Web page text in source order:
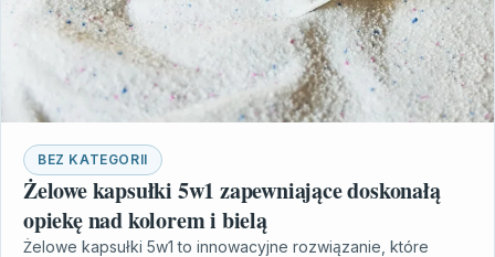
BEZ KATEGORII
Żelowe kapsułki 5w1 zapewniające doskonałą
opiekę nad kolorem i bielą
Żelowe kapsułki 5w1 to innowacyjne rozwiązanie, które